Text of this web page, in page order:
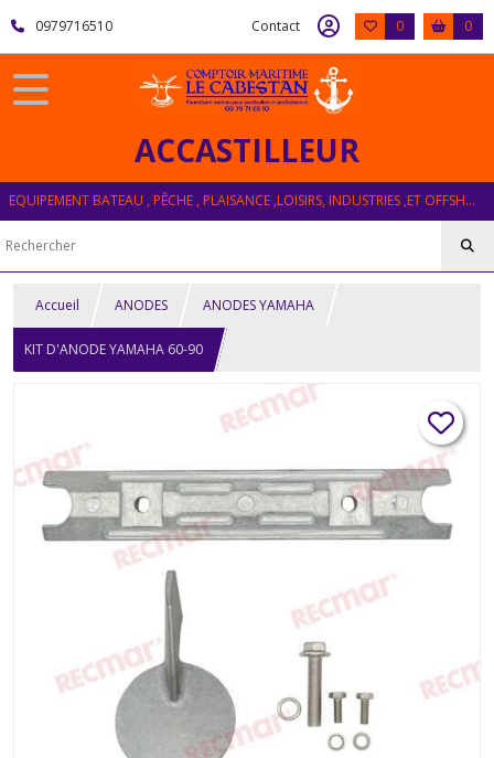
0979716510 Contact 0 0
ACCASTILLEUR
EQUIPEMENT BATEAU , PÊCHE , PLAISANCE ,LOISIRS, INDUSTRIES ,ET OFFSHORE
Accueil ANODES ANODES YAMAHA
KIT D'ANODE YAMAHA 60-90